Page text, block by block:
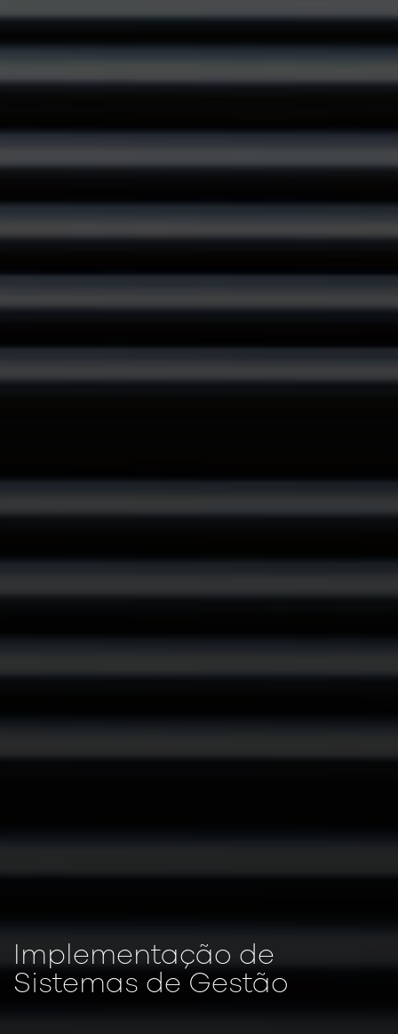
Implementação de
Sistemas de Gestão